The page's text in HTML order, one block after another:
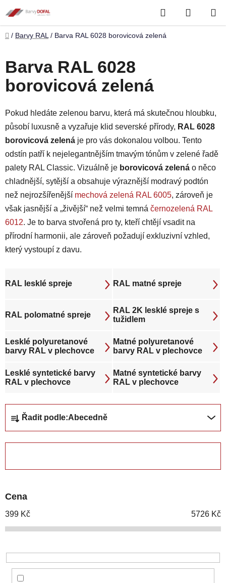
na
obsah
Hledat
KOŠÍK
Domů
/ Barvy RAL / Barva RAL 6028 borovicová zelená
Barva RAL 6028
borovicová zelená
Pokud hledáte zelenou barvu, která má skutečnou hloubku,
působí luxusně a vyzařuje klid severské přírody, RAL 6028
borovicová zelená je pro vás dokonalou volbou. Tento
odstín patří k nejelegantnějším tmavým tónům v zelené řadě
palety RAL Classic. Vizuálně je borovicová zelená o něco
chladnější, sytější a obsahuje výraznější modravý podtón
než nejrozšířenější mechová zelená RAL 6005, zároveň je
však jasnější a „živější“ než velmi temná černozelená RAL
6012. Je to barva stvořená pro ty, kteří chtějí vsadit na
přírodní harmonii, ale zároveň požadují exkluzivní vzhled,
který vystoupí z davu.
RAL lesklé spreje RAL matné spreje
RAL polomatné spreje
RAL 2K lesklé spreje s
tužidlem
Lesklé polyuretanové
barvy RAL v plechovce
Matné polyuretanové
barvy RAL v plechovce
Lesklé syntetické barvy
RAL v plechovce
Matné syntetické barvy
RAL v plechovce
r
o
d
k
Řadit podle:Abecedně
Cena
399 Kč 5726 Kč